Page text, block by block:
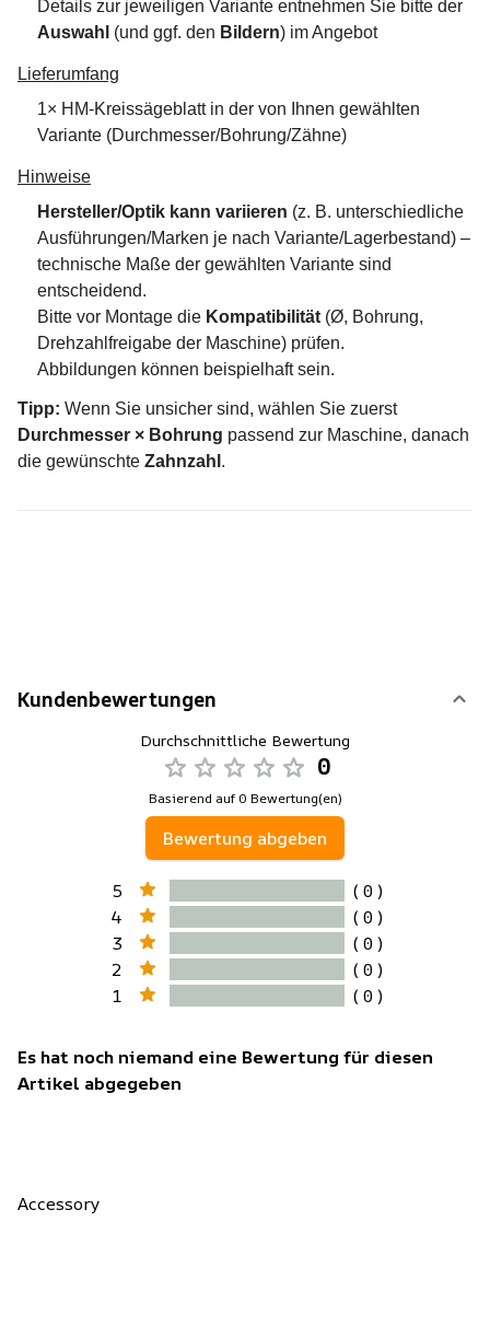
Details zur jeweiligen Variante entnehmen Sie bitte der
Auswahl (und ggf. den Bildern) im Angebot
Lieferumfang
1× HM-Kreissägeblatt in der von Ihnen gewählten
Variante (Durchmesser/Bohrung/Zähne)
Hinweise
Hersteller/Optik kann variieren (z. B. unterschiedliche
Ausführungen/Marken je nach Variante/Lagerbestand) –
technische Maße der gewählten Variante sind
entscheidend.
Bitte vor Montage die Kompatibilität (Ø, Bohrung,
Drehzahlfreigabe der Maschine) prüfen.
Abbildungen können beispielhaft sein.
Tipp: Wenn Sie unsicher sind, wählen Sie zuerst
Durchmesser × Bohrung passend zur Maschine, danach
die gewünschte Zahnzahl .
Kundenbewertungen
Durchschnittliche Bewertung
0
Basierend auf 0 Bewertung(en)
Bewertung abgeben
5
( 0 )
4
( 0 )
3
( 0 )
2
( 0 )
1
( 0 )
Es hat noch niemand eine Bewertung für diesen
Artikel abgegeben
Accessory